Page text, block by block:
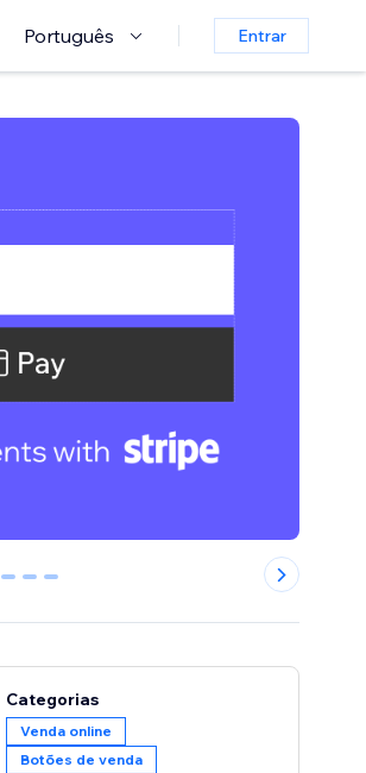
Português Entrar
1 2 3
Categorias
Venda online
Botões de venda